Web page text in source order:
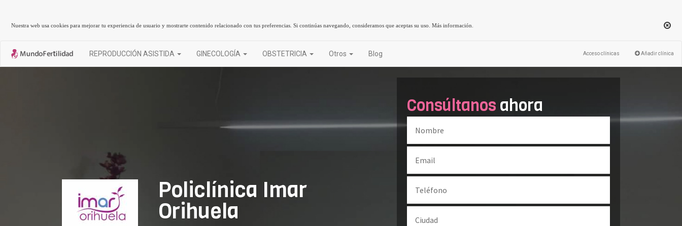
Nuestra web usa cookies para mejorar tu experiencia de usuario y mostrarte contenido relacionado con tus preferencias. Si continúas navegando, consideramos que aceptas su uso.Más información
REPRODUCCIÓN ASISTIDA GINECOLOGÍA OBSTETRICIA Otros Blog Acceso clínicas Añadir clínica
Policlínica Imar
Orihuela
Consúltanos ahora